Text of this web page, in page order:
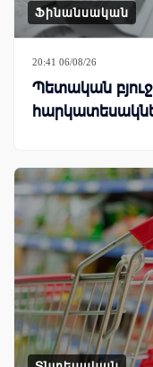
Ֆինանսական
20:41 06/08/26
Պետական